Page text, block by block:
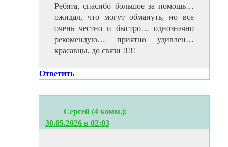
Ребята, спасибо большое за помощь…
ожидал, что могут обмануть, но все
очень честно и быстро… однозначно
рекомендую… приятно удивлен…
красавцы, до связи !!!!!
Ответить
Сергей (4 комм.):
30.05.2026 в 02:03